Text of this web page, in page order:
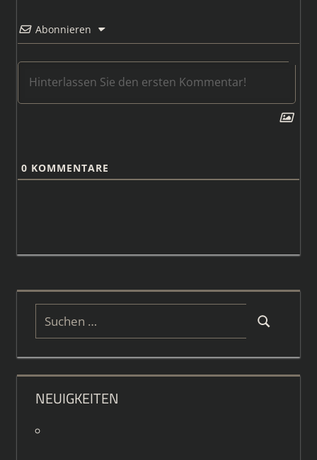
Abonnieren
0 KOMMENTARE
Suchen
nach:
Suchen
NEUIGKEITEN